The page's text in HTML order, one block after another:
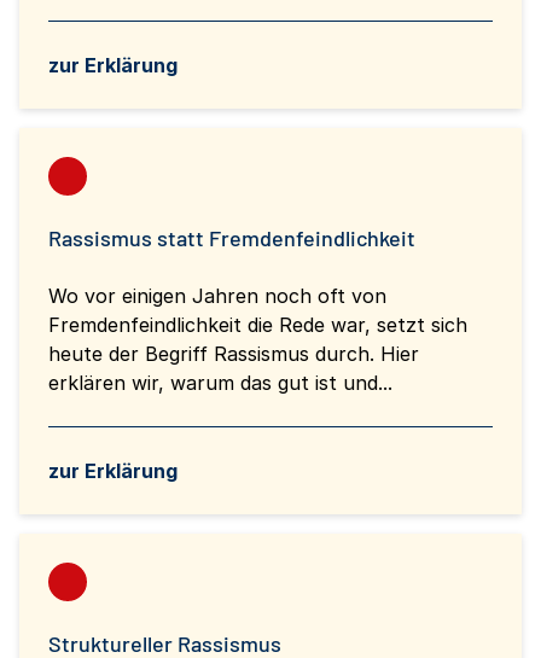
zur Erklärung
Rassismus statt Fremdenfeindlichkeit
Wo vor einigen Jahren noch oft von
Fremdenfeindlichkeit die Rede war, setzt sich
heute der Begriff Rassismus durch. Hier
erklären wir, warum das gut ist und...
zur Erklärung
Struktureller Rassismus